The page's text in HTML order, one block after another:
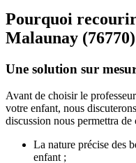
Pourquoi
Malaunay
Une solution sur
Avant de choisir le
votre enfant, nous
discussion nous permettra de
La nature précise des
enfant ;